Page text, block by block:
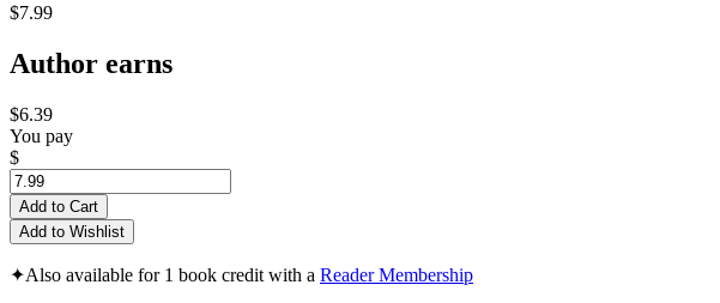
$7.99
Author earns
$6.39
You pay
$
Add to Cart
Add to Wishlist
✦Also available for 1 book credit with a Reader Membership